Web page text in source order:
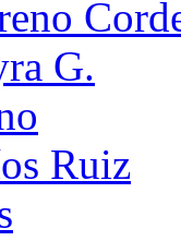
G.
Ruiz